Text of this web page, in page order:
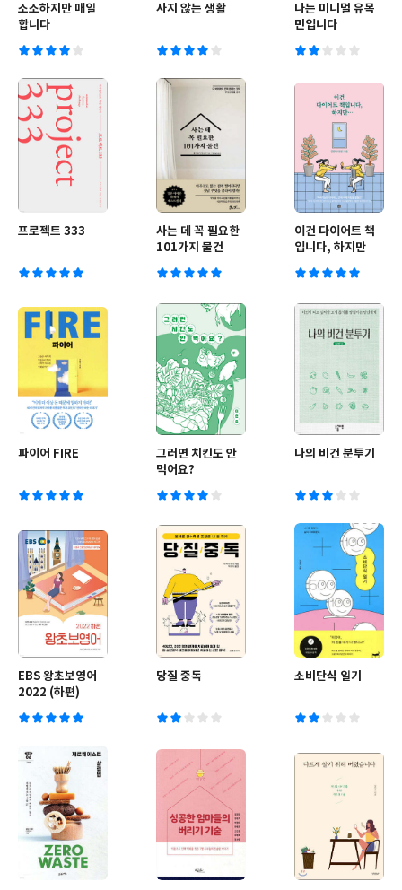
소소하지만 매일
합니다
사지 않는 생활
나는 미니멀 유목
민입니다
프로젝트 333
사는 데 꼭 필요한
101가지 물건
이건 다이어트 책
입니다, 하지만
파이어 FIRE
그러면 치킨도 안
먹어요?
나의 비건 분투기
EBS 왕초보영어
2022 (하편)
당질 중독 소비단식 일기